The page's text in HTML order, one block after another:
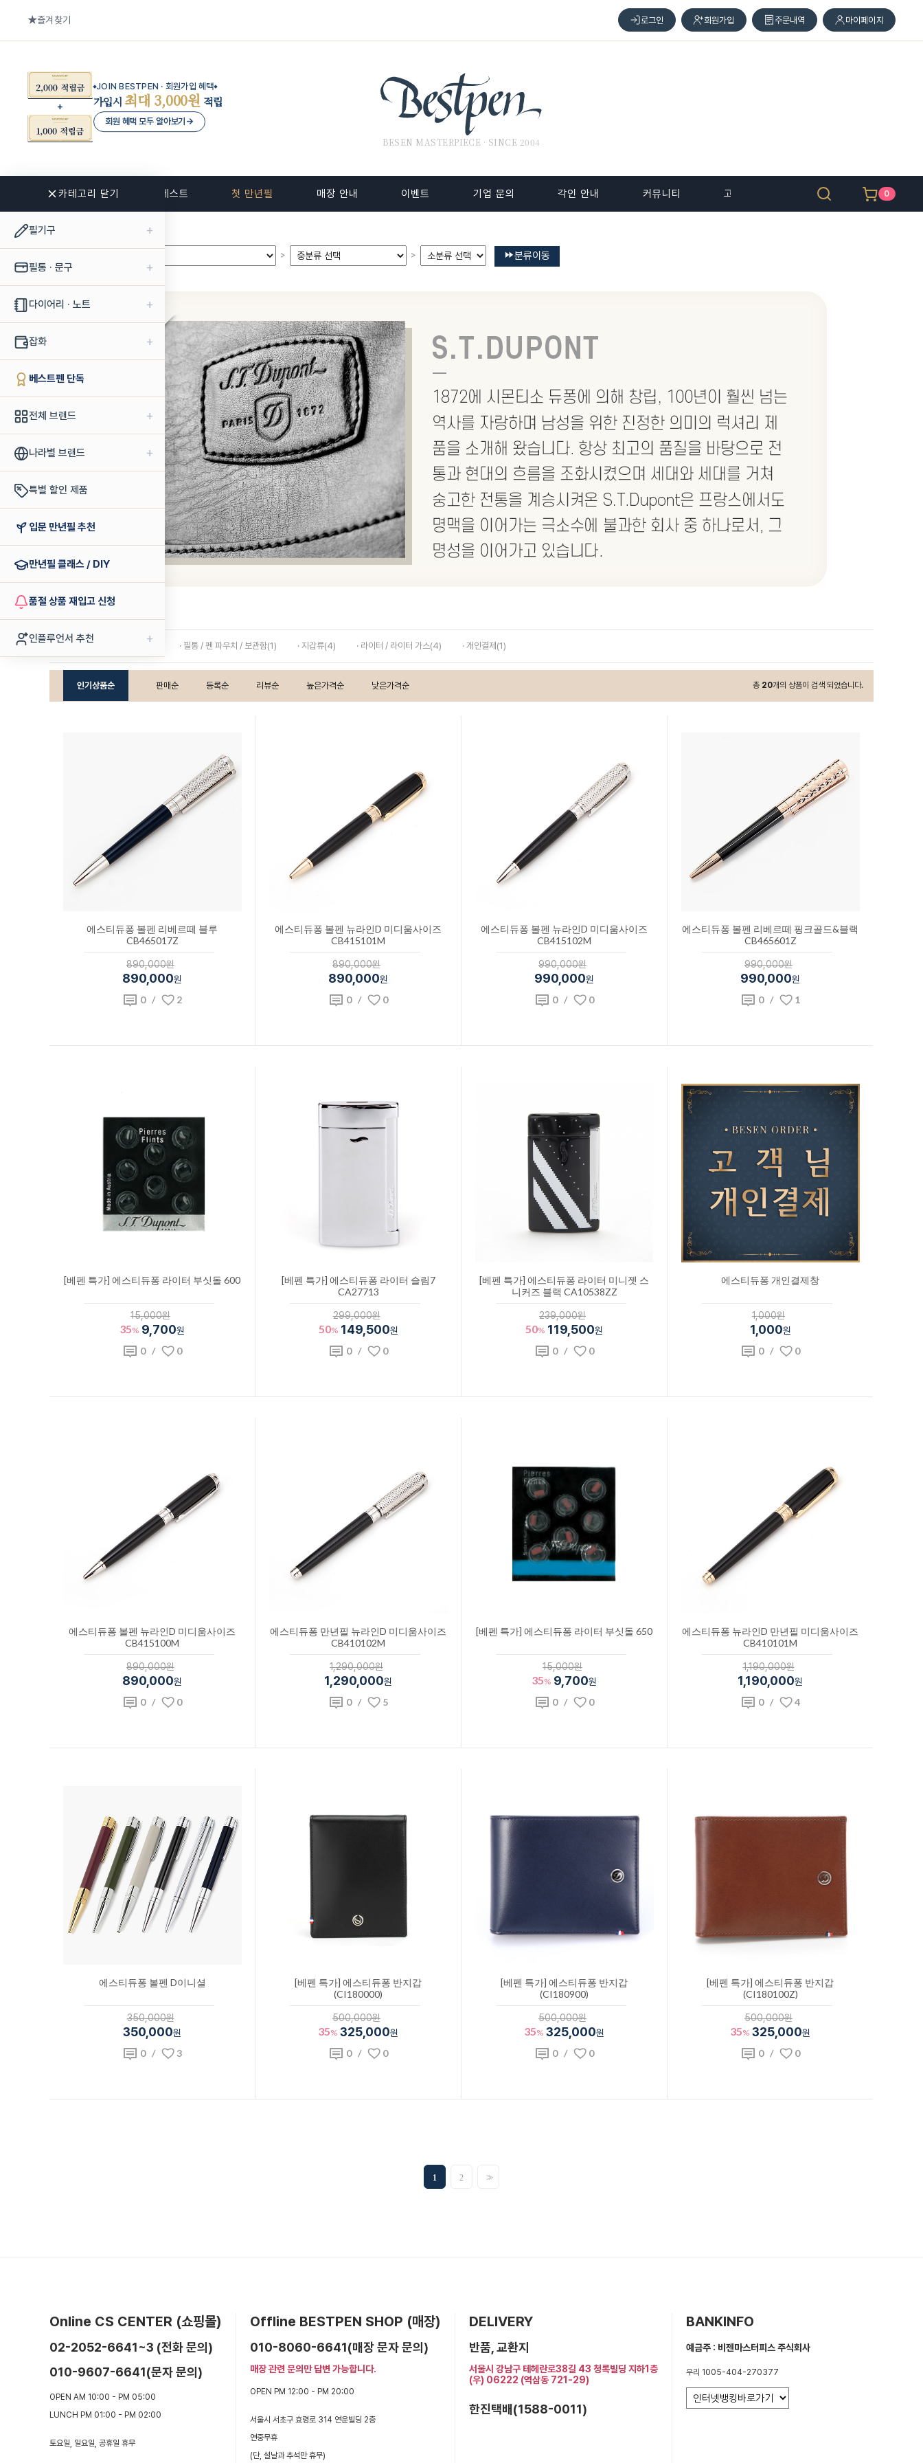
즐겨찾기
JOIN BESTPEN · 회원가입 혜택
가입시 최대 3,000원 적립
회원 혜택 모두 알아보기 →
로그인 회원가입 주문내역 마이페이지
BESEN MASTERPIECE · SINCE 2004
카테고리 닫기
필기구 +
필통 · 문구 +
다이어리 · 노트 +
잡화 +
베스트펜 단독
전체 브랜드 +
나라별 브랜드 +
특별 할인 제품
입문 만년필 추천
만년필 클래스 / DIY
품절 상품 재입고 신청
인플루언서 추천 +
신상품 베스트 첫 만년필 매장 안내 이벤트 기업 문의 각인 안내 커뮤니티 고객 센터 0
> > 분류이동
· 만년필(2) · 필통 / 펜 파우치 / 보관함(1) · 지갑류(4) · 라이터 / 라이터 가스(4) · 개인결제(1)
총 20개의 상품이 검색 되었습니다.
인기상품순 판매순 등록순 리뷰순 높은가격순 낮은가격순
에스티듀퐁 볼펜 리베르떼 블루
CB465017Z
890,000원
890,000원
0/ 2
에스티듀퐁 볼펜 뉴라인D 미디움사이즈
CB415101M
890,000원
890,000원
0/ 0
에스티듀퐁 볼펜 뉴라인D 미디움사이즈
CB415102M
990,000원
990,000원
0/ 0
에스티듀퐁 볼펜 리베르떼 핑크골드&블랙
CB465601Z
990,000원
990,000원
0/ 1
[베펜 특가] 에스티듀퐁 라이터 부싯돌 600
15,000원
35% 9,700원
0/ 0
[베펜 특가] 에스티듀퐁 라이터 슬림7
CA27713
299,000원
50% 149,500원
0/ 0
[베펜 특가] 에스티듀퐁 라이터 미니젯 스
니커즈 블랙 CA10538ZZ
239,000원
50% 119,500원
0/ 0
에스티듀퐁 개인결제창
1,000원
1,000원
0/ 0
에스티듀퐁 볼펜 뉴라인D 미디움사이즈
CB415100M
890,000원
890,000원
0/ 0
에스티듀퐁 만년필 뉴라인D 미디움사이즈
CB410102M
1,290,000원
1,290,000원
0/ 5
[베펜 특가] 에스티듀퐁 라이터 부싯돌 650
15,000원
35% 9,700원
0/ 0
에스티듀퐁 뉴라인D 만년필 미디움사이즈
CB410101M
1,190,000원
1,190,000원
0/ 4
에스티듀퐁 볼펜 D이니셜
350,000원
350,000원
0/ 3
[베펜 특가] 에스티듀퐁 반지갑
(CI180000)
500,000원
35% 325,000원
0/ 0
[베펜 특가] 에스티듀퐁 반지갑
(CI180900)
500,000원
35% 325,000원
0/ 0
[베펜 특가] 에스티듀퐁 반지갑
(CI180100Z)
500,000원
35% 325,000원
0/ 0
1 2 >>
Online CS CENTER (쇼핑몰)
02-2052-6641~3 (전화 문의)
010-9607-6641(문자 문의)
OPEN AM 10:00 - PM 05:00
LUNCH PM 01:00 - PM 02:00
토요일, 일요일, 공휴일 휴무
Offline BESTPEN SHOP (매장)
010-8060-6641(매장 문자 문의)
매장 관련 문의만 답변 가능합니다.
OPEN PM 12:00 - PM 20:00
서울시 서초구 효령로 314 연운빌딩 2층
연중무휴
(단, 설날과 추석만 휴무)
DELIVERY
반품, 교환지
서울시 강남구 테헤란로38길 43 청록빌딩 지하1층
(우) 06222 (역삼동 721-29)
한진택배(1588-0011)
BANKINFO
예금주 : 비젠마스터피스 주식회사
우리 1005-404-270377